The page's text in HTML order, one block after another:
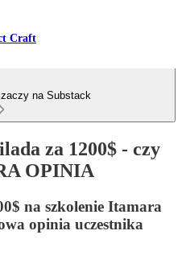
Craft
na Substack
za 1200$ - czy
OPINIA
na szkolenie Itamara
opinia uczestnika